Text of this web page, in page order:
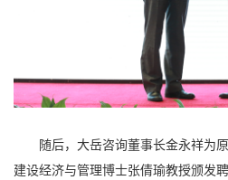
随后，大岳咨询董事长金永祥为
建设经济与管理博士张倩瑜教授颁发